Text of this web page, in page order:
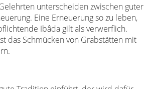
unterscheiden zwischen guter
Eine Erneuerung so zu leben,
Ibâda gilt als verwerflich.
das Schmücken von Grabstätten mit